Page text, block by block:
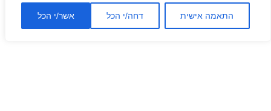
התאמה אישית דחה/י הכל אשר/י הכל